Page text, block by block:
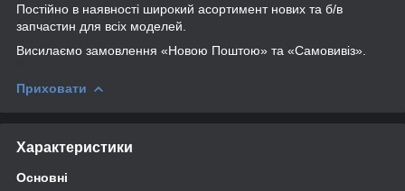
Постійно в наявності широкий асортимент нових та б/в
запчастин для всіх моделей.
Висилаємо замовлення «Новою Поштою» та «Самовивіз».
Приховати
Характеристики
Основні